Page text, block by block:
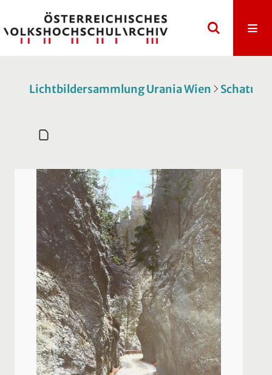
Lichtbildersammlung Urania Wien